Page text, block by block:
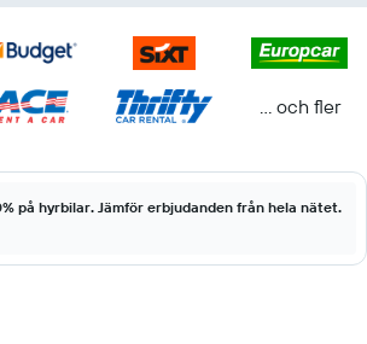
... och fler
på hyrbilar. Jämför erbjudanden från hela nätet.